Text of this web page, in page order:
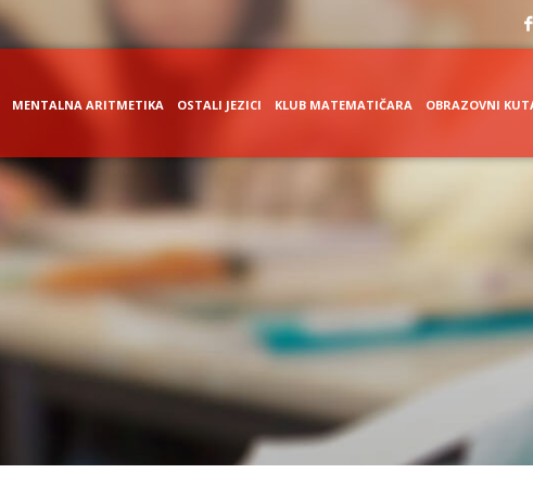
MENTALNA ARITMETIKA OSTALI JEZICI KLUB MATEMATIČARA OBRAZOVNI